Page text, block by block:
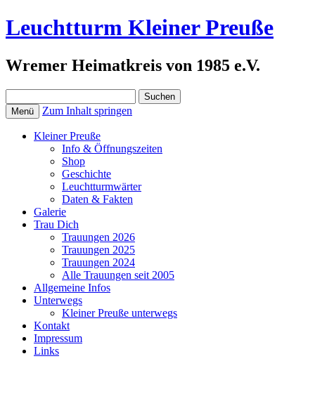
Leuchtturm Kleiner Preuße
Wremer Heimatkreis von 1985 e.V.
nach:
Menü Zum Inhalt springen
Kleiner Preuße
Info & Öffnungszeiten
Shop
Geschichte
Leuchtturmwärter
Daten & Fakten
Galerie
Trau Dich
Trauungen 2026
Trauungen 2025
Trauungen 2024
Alle Trauungen seit 2005
Allgemeine Infos
Unterwegs
Kleiner Preuße unterwegs
Kontakt
Impressum
Links